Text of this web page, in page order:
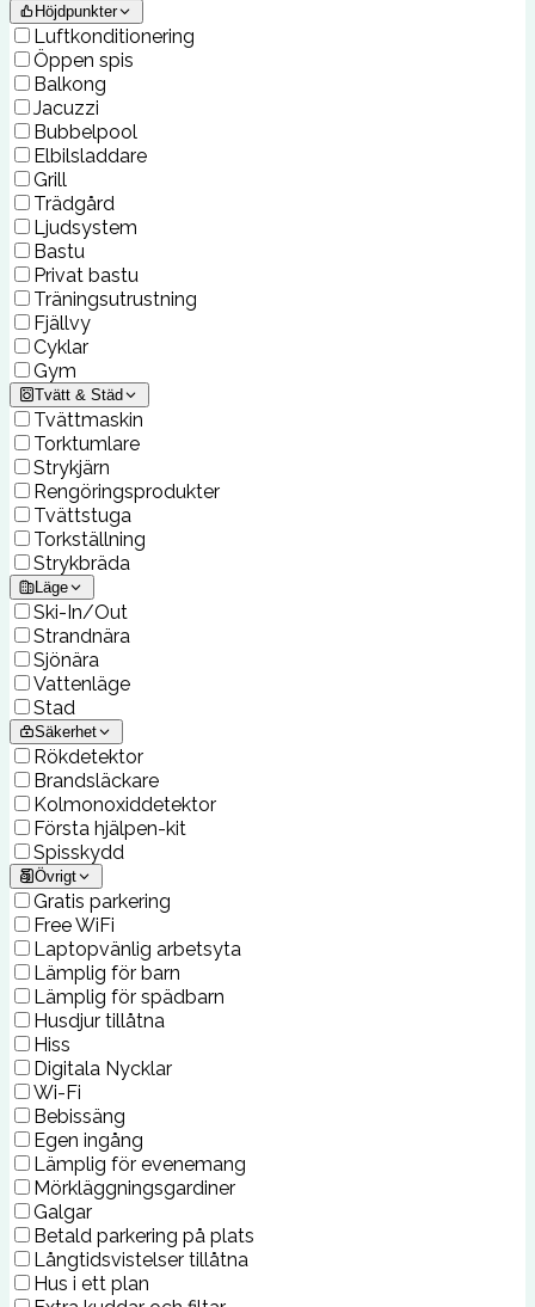
Höjdpunkter
Luftkonditionering
Öppen spis
Balkong
Jacuzzi
Bubbelpool
Elbilsladdare
Grill
Trädgård
Ljudsystem
Bastu
Privat bastu
Träningsutrustning
Fjällvy
Cyklar
Gym
Tvätt & Städ
Tvättmaskin
Torktumlare
Strykjärn
Rengöringsprodukter
Tvättstuga
Torkställning
Strykbräda
Läge
Ski-In/Out
Strandnära
Sjönära
Vattenläge
Stad
Säkerhet
Rökdetektor
Brandsläckare
Kolmonoxiddetektor
Första hjälpen-kit
Spisskydd
Övrigt
Gratis parkering
Free WiFi
Laptopvänlig arbetsyta
Lämplig för barn
Lämplig för spädbarn
Husdjur tillåtna
Hiss
Digitala Nycklar
Wi-Fi
Bebissäng
Egen ingång
Lämplig för evenemang
Mörkläggningsgardiner
Galgar
Betald parkering på plats
Långtidsvistelser tillåtna
Hus i ett plan